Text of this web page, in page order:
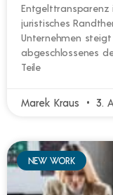
Entgelttransparenz
juristisches
Unternehmen
abgeschlossenes
Teile
Marek Kraus 3.
NEW WORK